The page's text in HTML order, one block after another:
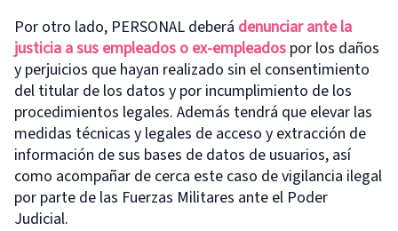
Por otro lado, PERSONAL deberá denunciar ante la
justicia a sus empleados o ex-empleados por los daños
y perjuicios que hayan realizado sin el consentimiento
del titular de los datos y por incumplimiento de los
procedimientos legales. Además tendrá que elevar las
medidas técnicas y legales de acceso y extracción de
información de sus bases de datos de usuarios, así
como acompañar de cerca este caso de vigilancia ilegal
por parte de las Fuerzas Militares ante el Poder
Judicial.